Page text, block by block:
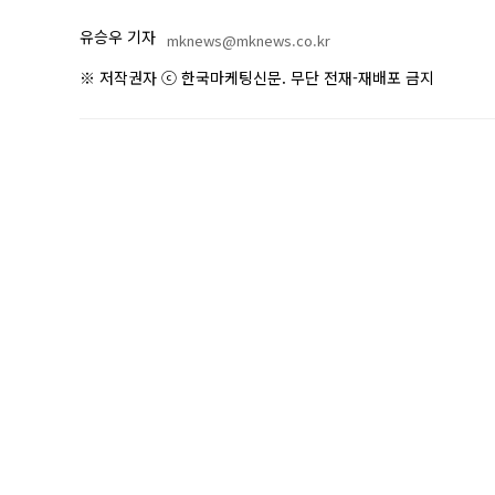
유승우 기자 mknews@mknews.co.kr
※ 저작권자 ⓒ 한국마케팅신문. 무단 전재-재배포 금지